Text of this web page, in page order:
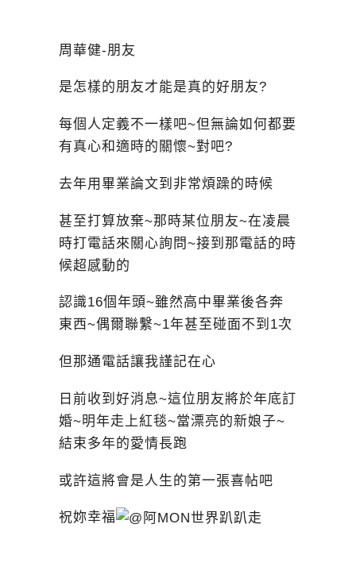
周華健-朋友
是怎樣的朋友才能是真的好朋友?
每個人定義不一樣吧~但無論如何都要
有真心和適時的關懷~對吧?
去年用畢業論文到非常煩躁的時候
甚至打算放棄~那時某位朋友~在凌晨
時打電話來關心詢問~接到那電話的時
候超感動的
認識16個年頭~雖然高中畢業後各奔
東西~偶爾聯繫~1年甚至碰面不到1次
但那通電話讓我謹記在心
日前收到好消息~這位朋友將於年底訂
婚~明年走上紅毯~當漂亮的新娘子~
結束多年的愛情長跑
或許這將會是人生的第一張喜帖吧
祝妳幸福